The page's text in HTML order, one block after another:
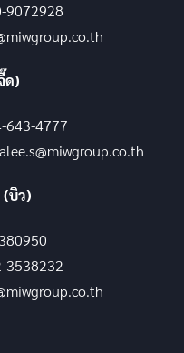
9072928
ด)
643-4777
บิว)
3538232